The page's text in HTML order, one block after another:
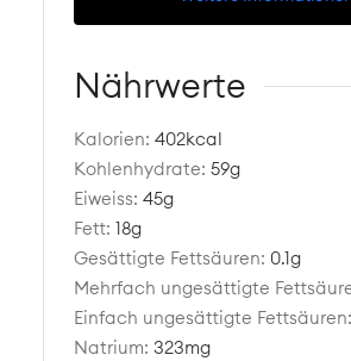
Nährwerte
Kalorien:402kcal
Kohlenhydrate:59g
Eiweiss:45g
Fett:18g
Gesättigte Fettsäuren: 0.1g
Mehrfach ungesättigte
Einfach ungesättigte Fettsäuren:
Natrium:323mg